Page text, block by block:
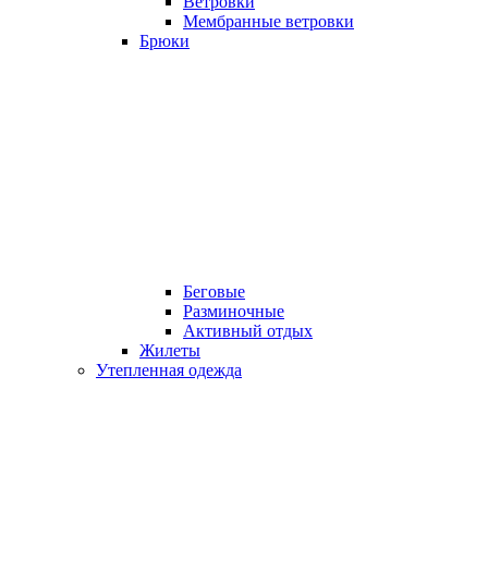
Мембранные ветровки
Брюки
Беговые
Разминочные
Активный отдых
Жилеты
Утепленная одежда